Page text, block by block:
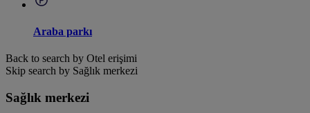
Araba parkı
Back to search by Otel erişimi
Skip search by Sağlık merkezi
Sağlık merkezi